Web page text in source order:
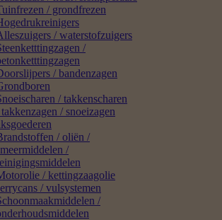
/ grondfrezen
/ waterstofzuigers
/
/ bandenzagen
/ takkenscharen
/ snoeizagen
/ oliën /
/
/ kettingzaagolie
/ vulsystemen
/